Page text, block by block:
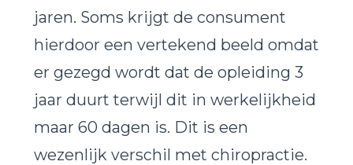
jaren. Soms krijgt de consument
hierdoor een vertekend beeld omdat
er gezegd wordt dat de opleiding 3
jaar duurt terwijl dit in werkelijkheid
maar 60 dagen is. Dit is een
wezenlijk verschil met chiropractie.